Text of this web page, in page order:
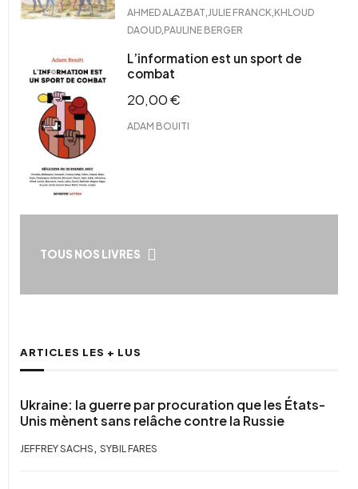
AHMED ALAZBAT JULIE FRANCK KHLOUD
DAOUD PAULINE BERGER
L’information est un sport de
combat
20,00€
ADAM BOUITI
TOUS NOS LIVRES
ARTICLES LES + LUS
Ukraine: la guerre par procuration que les États-
Unis mènent sans relâche contre la Russie
JEFFREY SACHS , SYBIL FARES